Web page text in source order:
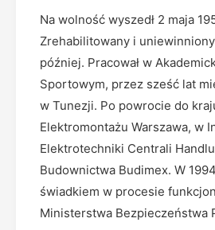
Na wolność wyszedł 2 maja
Zrehabilitowany i
później. Pracował w
Sportowym, przez sześć lat
w Tunezji. Po powrocie do
Elektromontażu Warszawa, w
Elektrotechniki Centrali
Budownictwa Budimex. W
świadkiem w procesie
Ministerstwa Bezpieczeństwa